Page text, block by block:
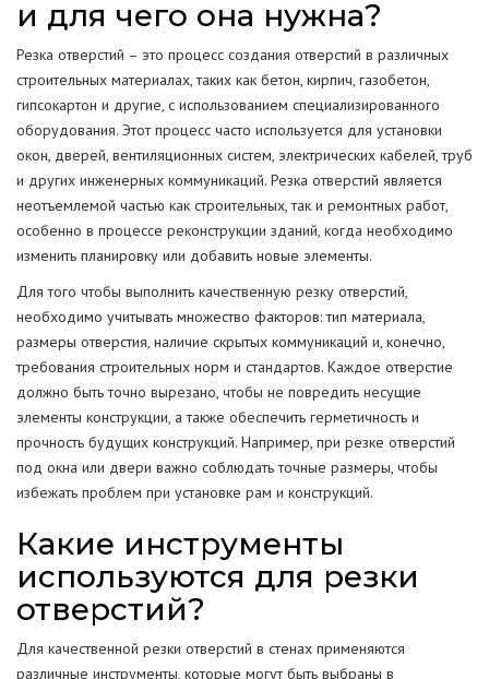
и для чего она нужна?
Резка отверстий – это процесс создания отверстий в различных
строительных материалах, таких как бетон, кирпич, газобетон,
гипсокартон и другие, с использованием специализированного
оборудования. Этот процесс часто используется для установки
окон, дверей, вентиляционных систем, электрических кабелей, труб
и других инженерных коммуникаций. Резка отверстий является
неотъемлемой частью как строительных, так и ремонтных работ,
особенно в процессе реконструкции зданий, когда необходимо
изменить планировку или добавить новые элементы.
Для того чтобы выполнить качественную резку отверстий,
необходимо учитывать множество факторов: тип материала,
размеры отверстия, наличие скрытых коммуникаций и, конечно,
требования строительных норм и стандартов. Каждое отверстие
должно быть точно вырезано, чтобы не повредить несущие
элементы конструкции, а также обеспечить герметичность и
прочность будущих конструкций. Например, при резке отверстий
под окна или двери важно соблюдать точные размеры, чтобы
избежать проблем при установке рам и конструкций.
Какие инструменты
используются для резки
отверстий?
Для качественной резки отверстий в стенах применяются
различные инструменты, которые могут быть выбраны в